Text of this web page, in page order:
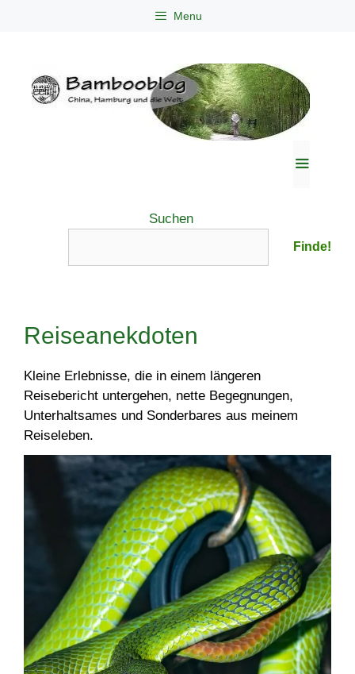
Menu
Suchen
Finde!
Reiseanekdoten
Kleine Erlebnisse, die in einem längeren
Reisebericht untergehen, nette Begegnungen,
Unterhaltsames und Sonderbares aus meinem
Reiseleben.